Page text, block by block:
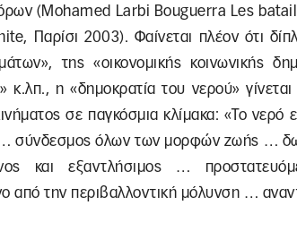
(Mohamed Larbi Bouguerra Les
Παρίσι 2003). Φαίνεται πλέον ότι
της «οικονομικής κοινωνικής
κ.λπ., η «δημοκρατία του νερού»
σε παγκόσμια κλίμακα: «Το
σύνδεσμος όλων των μορφών ζωής …
και εξαντλήσιμος …
από την περιβαλλοντική μόλυνση …